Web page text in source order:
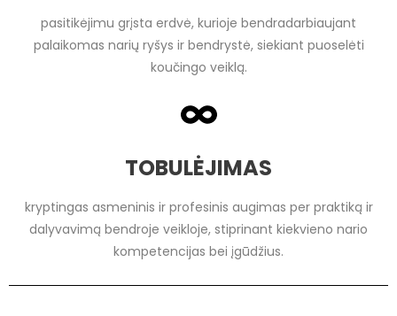
pasitikėjimu grįsta erdvė, kurioje bendradarbiaujant
palaikomas narių ryšys ir bendrystė, siekiant puoselėti
koučingo veiklą.
TOBULĖJIMAS
kryptingas asmeninis ir profesinis augimas per praktiką ir
dalyvavimą bendroje veikloje, stiprinant kiekvieno nario
kompetencijas bei įgūdžius.